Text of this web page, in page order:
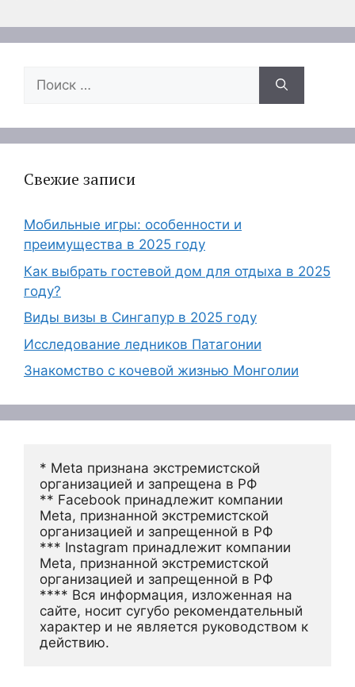
Поиск:
Свежие записи
Мобильные игры: особенности и
преимущества в 2025 году
Как выбрать гостевой дом для отдыха в 2025
году?
Виды визы в Сингапур в 2025 году
Исследование ледников Патагонии
Знакомство с кочевой жизнью Монголии
* Meta признана экстремистской
организацией и запрещена в РФ
** Facebook принадлежит компании
Meta, признанной экстремистской
организацией и запрещенной в РФ
*** Instagram принадлежит компании
Meta, признанной экстремистской
организацией и запрещенной в РФ
**** Вся информация, изложенная на
сайте, носит сугубо рекомендательный
характер и не является руководством к
действию.